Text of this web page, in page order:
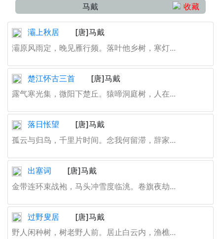
马戴 收藏
灞上秋居
[唐]马戴
灞原风雨定，晚见雁行频。落叶他乡树，寒灯...
楚江怀古三首
[唐]马戴
露气寒光集，微阳下楚丘。猿啼洞庭树，人在...
落日怅望
[唐]马戴
孤云与归鸟，千里片时间。念我何留滞，辞家...
出塞词
[唐]马戴
金带连环束战袍，马头冲雪度临洮。卷旗夜劫...
过野叟居
[唐]马戴
野人闲种树，树老野人前。居止白云内，渔樵...